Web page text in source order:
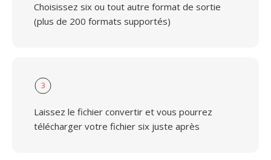
Choisissez six ou tout autre format de sortie
(plus de 200 formats supportés)
3
Laissez le fichier convertir et vous pourrez
télécharger votre fichier six juste après